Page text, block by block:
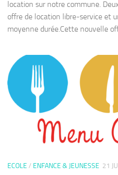
location sur notre commune.
offre de location libre-service et
moyenne durée.Cette nouvelle
ECOLE / ENFANCE & JEUNESSE 21